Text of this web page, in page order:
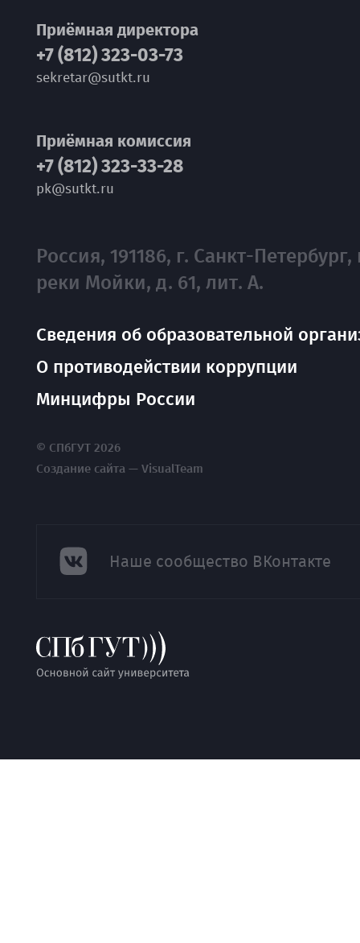
Приёмная директора
+7 (812) 323-03-73
sekretar@sutkt.ru
Приёмная комиссия
+7 (812) 323-33-28
pk@sutkt.ru
Россия, 191186, г. Санкт-Петербург,
реки Мойки, д. 61, лит. А.
Сведения об образовательной
О противодействии коррупции
Минцифры России
© СПбГУТ 2026
Создание сайта — VisualTeam
Наше сообщество ВКонтакте